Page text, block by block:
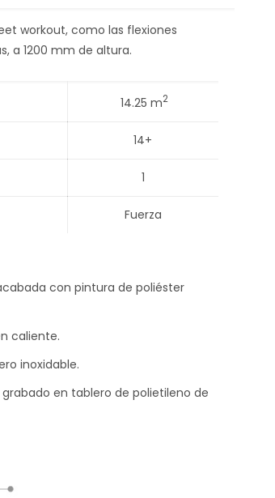
workout, como las flexiones
a 1200 mm de altura.
14.25 m2
14+
1
Fuerza
con pintura de poliéster
caliente.
inoxidable.
en tablero de polietileno de